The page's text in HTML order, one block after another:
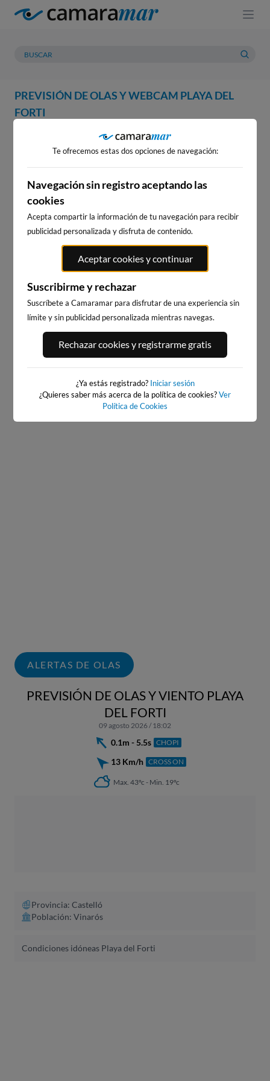
PREVISIÓN DE OLAS Y WEBCAM PLAYA DEL
FORTI
PREVISIÓN METEOROLOGÍA
WEBCAM PLAYA DEL FORTI
WEBCAMS CERCANAS
PLAYA DE BENICARLÓ
7km · Benicarló
PLAYA DE LA PEÑÍSCOLA
0.1 m CHOPI
ALERTAS DE OLAS
PREVISIÓN DE OLAS Y VIENTO PLAYA
DEL FORTI
09 agosto 2026 / 18:02
0.1m - 5.5s CHOPI
13 Km/h CROSS ON
Max. 43ºc - Min. 19ºc
Provincia: Castelló
Población: Vinarós
Condiciones idóneas Playa del Forti
Te ofrecemos estas dos opciones de navegación:
Navegación sin registro aceptando las
cookies
Acepta compartir la información de tu navegación para recibir
publicidad personalizada y disfruta de contenido.
Aceptar cookies y continuar
Suscribirme y rechazar
Suscríbete a Camaramar para disfrutar de una experiencia sin
límite y sin publicidad personalizada mientras navegas.
Rechazar cookies y registrarme gratis
¿Ya estás registrado? Iniciar sesión
¿Quieres saber más acerca de la política de cookies?Ver
Política de Cookies